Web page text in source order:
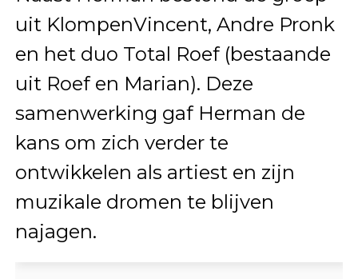
uit KlompenVincent, Andre Pronk
en het duo Total Roef (bestaande
uit Roef en Marian). Deze
samenwerking gaf Herman de
kans om zich verder te
ontwikkelen als artiest en zijn
muzikale dromen te blijven
najagen.